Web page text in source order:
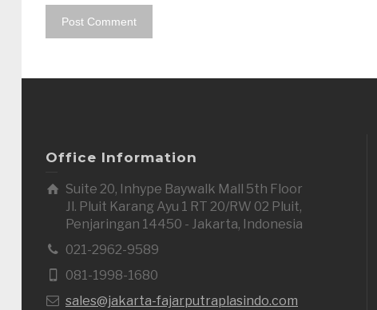
Office Information
Suite 20, Inhype Baywalk Mall 5th Floor
Jl. Pluit Karang Ayu 1 RT 20/RW 02 Pluit,
Penjaringan 14450 - Jakarta, Indonesia
021-2962-9589
081-1998-1680
sales@jakarta-fajarputraplasindo.com